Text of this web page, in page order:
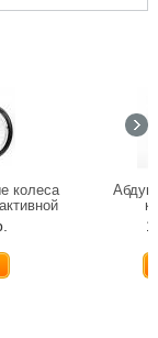
колеса
(пара)